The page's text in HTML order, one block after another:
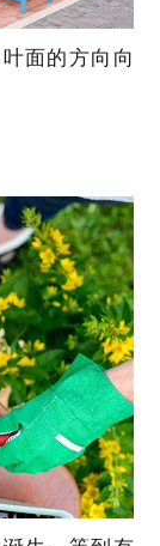
面的方向向